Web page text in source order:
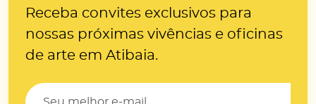
Receba convites exclusivos para
nossas próximas vivências e oficinas
de arte em Atibaia.